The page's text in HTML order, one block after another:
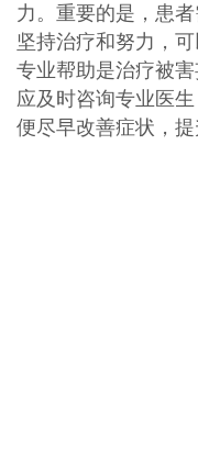
力。重要的是，患
坚持治疗和努力，
专业帮助是治疗被
应及时咨询专业医
便尽早改善症状，提